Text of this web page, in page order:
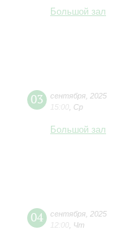
Большой зал
03 сентября 2025
15:00 Ср
Большой зал
04 сентября 2025
12:00 Чт